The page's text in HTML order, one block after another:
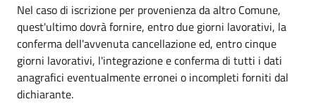
Nel caso di iscrizione per provenienza da altro Comune,
quest'ultimo dovrà fornire, entro due giorni lavorativi, la
conferma dell'avvenuta cancellazione ed, entro cinque
giorni lavorativi, l'integrazione e conferma di tutti i dati
anagrafici eventualmente erronei o incompleti forniti dal
dichiarante.